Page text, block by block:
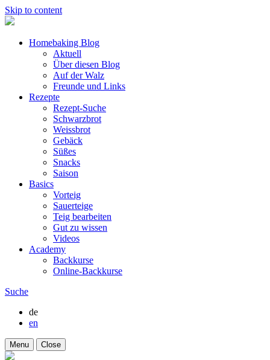
Skip to content
Homebaking Blog
Aktuell
Über diesen Blog
Auf der Walz
Freunde und Links
Rezepte
Rezept-Suche
Schwarzbrot
Weissbrot
Gebäck
Süßes
Snacks
Saison
Basics
Vorteig
Sauerteige
Teig bearbeiten
Gut zu wissen
Videos
Academy
Backkurse
Online-Backkurse
Suche
de
en
Menu Close